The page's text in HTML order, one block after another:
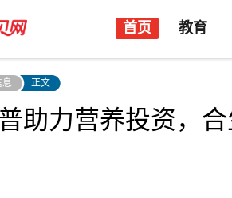
首页 教育
息 正文
助力营养投资，